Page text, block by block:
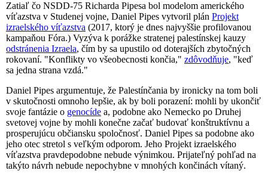
Zatiaľ čo NSDD-75 Richarda Pipesa bol modelom amerického
víťazstva v Studenej vojne, Daniel Pipes vytvoril plán Projekt
izraelského víťazstva (2017, ktorý je dnes najvyššie profilovanou
kampaňou Fóra.) Vyzýva k porážke stratenej palestínskej kauzy
odstránenia Izraela, čím by sa upustilo od doterajších zbytočných
rokovaní. "Konflikty vo všeobecnosti končia," zdôvodňuje, "keď
sa jedna strana vzdá."
Daniel Pipes argumentuje, že Palestínčania by ironicky na tom boli
v skutočnosti omnoho lepšie, ak by boli porazení: mohli by ukončiť
svoje fantázie o genocíde a, podobne ako Nemecko po Druhej
svetovej vojne by mohli konečne začať budovať konštruktívnu a
prosperujúcu občiansku spoločnosť. Daniel Pipes sa podobne ako
jeho otec stretol s veľkým odporom. Jeho Projekt izraelského
víťazstva pravdepodobne nebude výnimkou. Prijateľný pohľad na
takýto návrh nebude nepochybne v mnohých končinách vítaný.